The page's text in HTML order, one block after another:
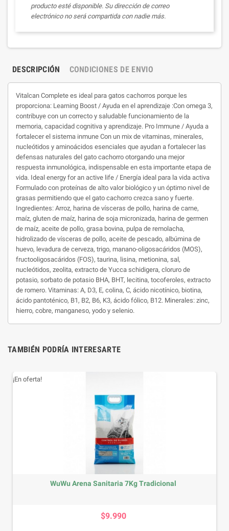
producto esté disponible. Su dirección de correo
electrónico no será compartida con nadie más.
DESCRIPCIÓN CONDICIONES DE ENVIO
Vitalcan Complete es ideal para gatos cachorros porque les
proporciona: Learning Boost / Ayuda en el aprendizaje :Con omega 3,
contribuye con un correcto y saludable funcionamiento de la
memoria, capacidad cognitiva y aprendizaje. Pro Immune / Ayuda a
fortalecer el sistema inmune Con un mix de vitaminas, minerales,
nucleótidos y aminoácidos esenciales que ayudan a fortalecer las
defensas naturales del gato cachorro otorgando una mejor
respuesta inmunológica, indispensable en esta importante etapa de
vida. Ideal energy for an active life / Energía ideal para la vida activa
Formulado con proteínas de alto valor biológico y un óptimo nivel de
grasas permitiendo que el gato cachorro crezca sano y fuerte.
Ingredientes: Arroz, harina de vísceras de pollo, harina de carne,
maíz, gluten de maíz, harina de soja micronizada, harina de germen
de maíz, aceite de pollo, grasa bovina, pulpa de remolacha,
hidrolizado de vísceras de pollo, aceite de pescado, albúmina de
huevo, levadura de cerveza, trigo, manano-oligosacáridos (MOS),
fructooligosacáridos (FOS), taurina, lisina, metionina, sal,
nucleótidos, zeolita, extracto de Yucca schidigera, cloruro de
potasio, sorbato de potasio BHA, BHT, lecitina, tocoferoles, extracto
de romero. Vitaminas: A, D3, E, colina, C, ácido nicotínico, biotina,
ácido pantoténico, B1, B2, B6, K3, ácido fólico, B12. Minerales: zinc,
hierro, cobre, manganeso, yodo y selenio.
TAMBIÉN PODRÍA INTERESARTE
WuWu Arena Sanitaria 7Kg Tradicional
$9.990
¡En oferta!